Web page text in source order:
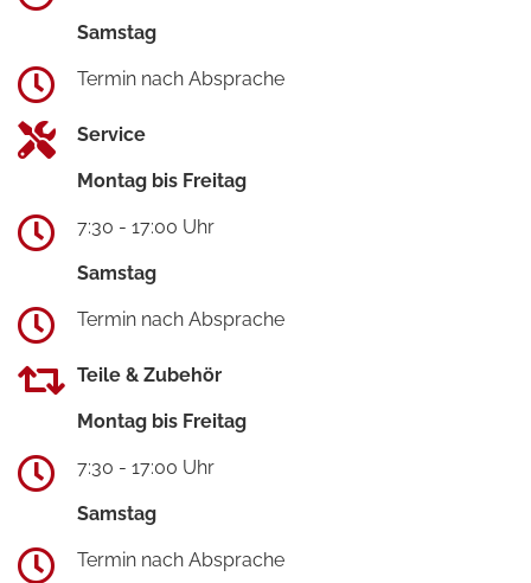
Samstag
Termin nach Absprache
Service
Montag bis Freitag
7:30 - 17:00 Uhr
Samstag
Termin nach Absprache
Teile & Zubehör
Montag bis Freitag
7:30 - 17:00 Uhr
Samstag
Termin nach Absprache